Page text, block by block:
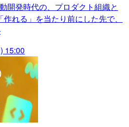
開発時代の、プロダクト組織と
れる」を当たり前にした先で、
15:00